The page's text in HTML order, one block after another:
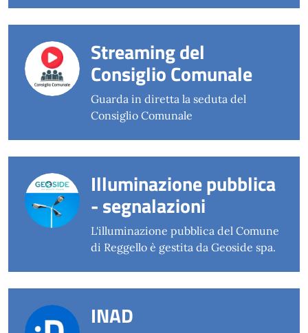
Streaming del
Consiglio Comunale
Guarda in diretta la seduta del
Consiglio Comunale
Illuminazione pubblica
- segnalazioni
L'illuminazione pubblica del Comune
di Reggello è gestita da Geoside spa.
INAD